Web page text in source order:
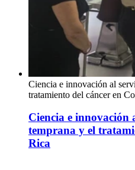
Ciencia e innovación al
tratamiento del cáncer en
Ciencia e innovación
temprana y el
Rica